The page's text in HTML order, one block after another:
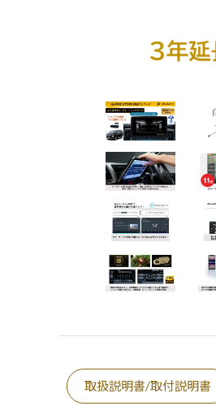
取扱説明書/取付説明書